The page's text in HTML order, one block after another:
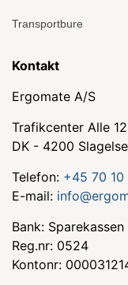
Transportbure
Kontakt
Ergomate A/S
Trafikcenter Alle 12
DK - 4200 Slagelse
Telefon: +45 70
E-mail:
Bank:
Reg.nr: 0524
Kontonr: